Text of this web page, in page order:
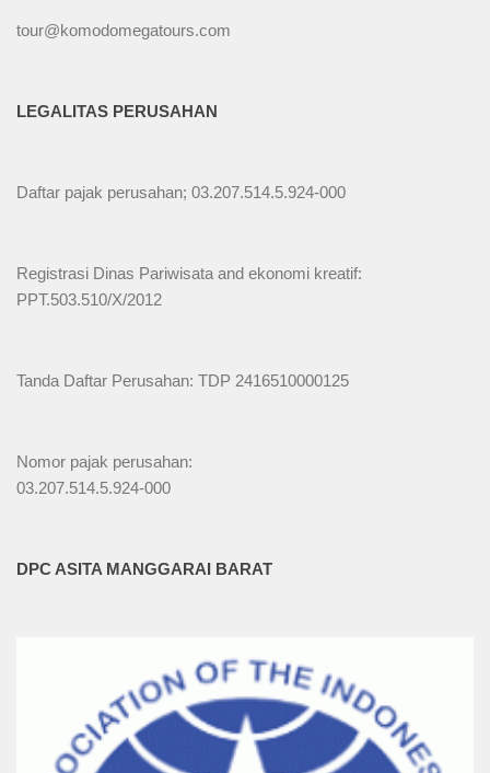
tour@komodomegatours.com
LEGALITAS PERUSAHAN
Daftar pajak perusahan; 03.207.514.5.924-000
Registrasi Dinas Pariwisata and ekonomi kreatif:
PPT.503.510/X/2012
Tanda Daftar Perusahan: TDP 2416510000125
Nomor pajak perusahan:
03.207.514.5.924-000
DPC ASITA MANGGARAI BARAT